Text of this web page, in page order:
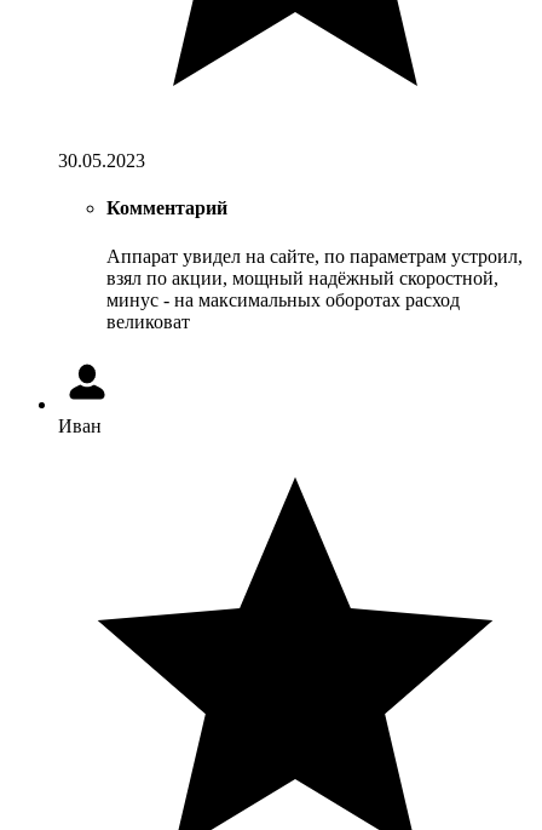
30.05.2023
Комментарий
Аппарат увидел на сайте, по параметрам устроил,
взял по акции, мощный надёжный скоростной,
минус - на максимальных оборотах расход
великоват
Иван